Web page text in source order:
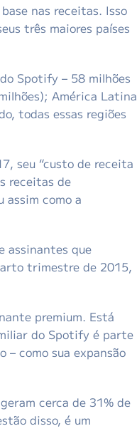
nas receitas. Isso
três maiores países
Spotify – 58 milhões
América Latina
todas essas regiões
seu “custo de receita
receitas de
como a
assinantes que
trimestre de 2015,
premium. Está
do Spotify é parte
como sua expansão
cerca de 31% de
disso, é um